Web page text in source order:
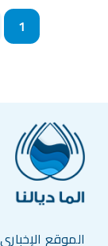
Pagination
1
الموقع